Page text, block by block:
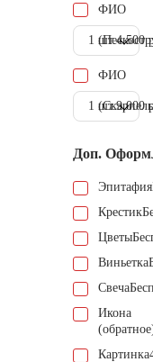
ФИО
1 шт.4.500
ФИО
1 шт.9.000
Доп.
Эпитафия
Крестик
Цветы
Виньетка
Свеча
Икона
Картинка